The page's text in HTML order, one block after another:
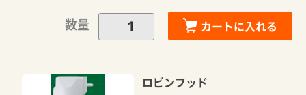
数量
カートに入れる
ロビンフッド